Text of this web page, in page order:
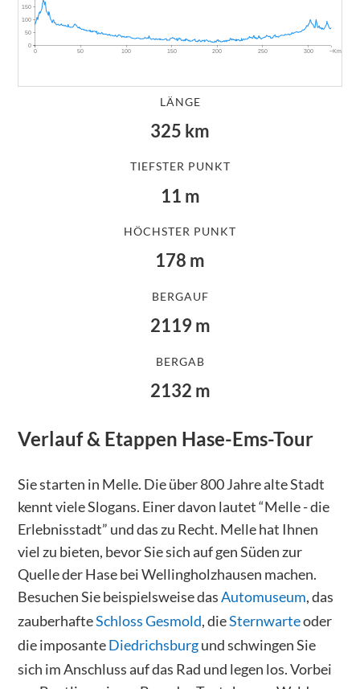
0 50 100 150 200 250 300 ~Km
0
50
100
150
LÄNGE
325 km
TIEFSTER PUNKT
11 m
HÖCHSTER PUNKT
178 m
BERGAUF
2119m
BERGAB
2132 m
Verlauf & Etappen Hase-Ems-Tour
Sie starten in Melle. Die über 800 Jahre alte Stadt
kennt viele Slogans. Einer davon lautet “Melle - die
Erlebnisstadt” und das zu Recht. Melle hat Ihnen
viel zu bieten, bevor Sie sich auf gen Süden zur
Quelle der Hase bei Wellingholzhausen machen.
Besuchen Sie beispielsweise dasAutomuseum, das
zauberhafteSchloss Gesmold, dieSternwarteoder
die imposanteDiedrichsburgund schwingen Sie
sich im Anschluss auf das Rad und legen los. Vorbei